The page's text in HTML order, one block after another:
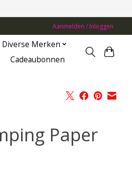
Aanmelden / Inloggen
Diverse Merken
Cadeaubonnen
Paper